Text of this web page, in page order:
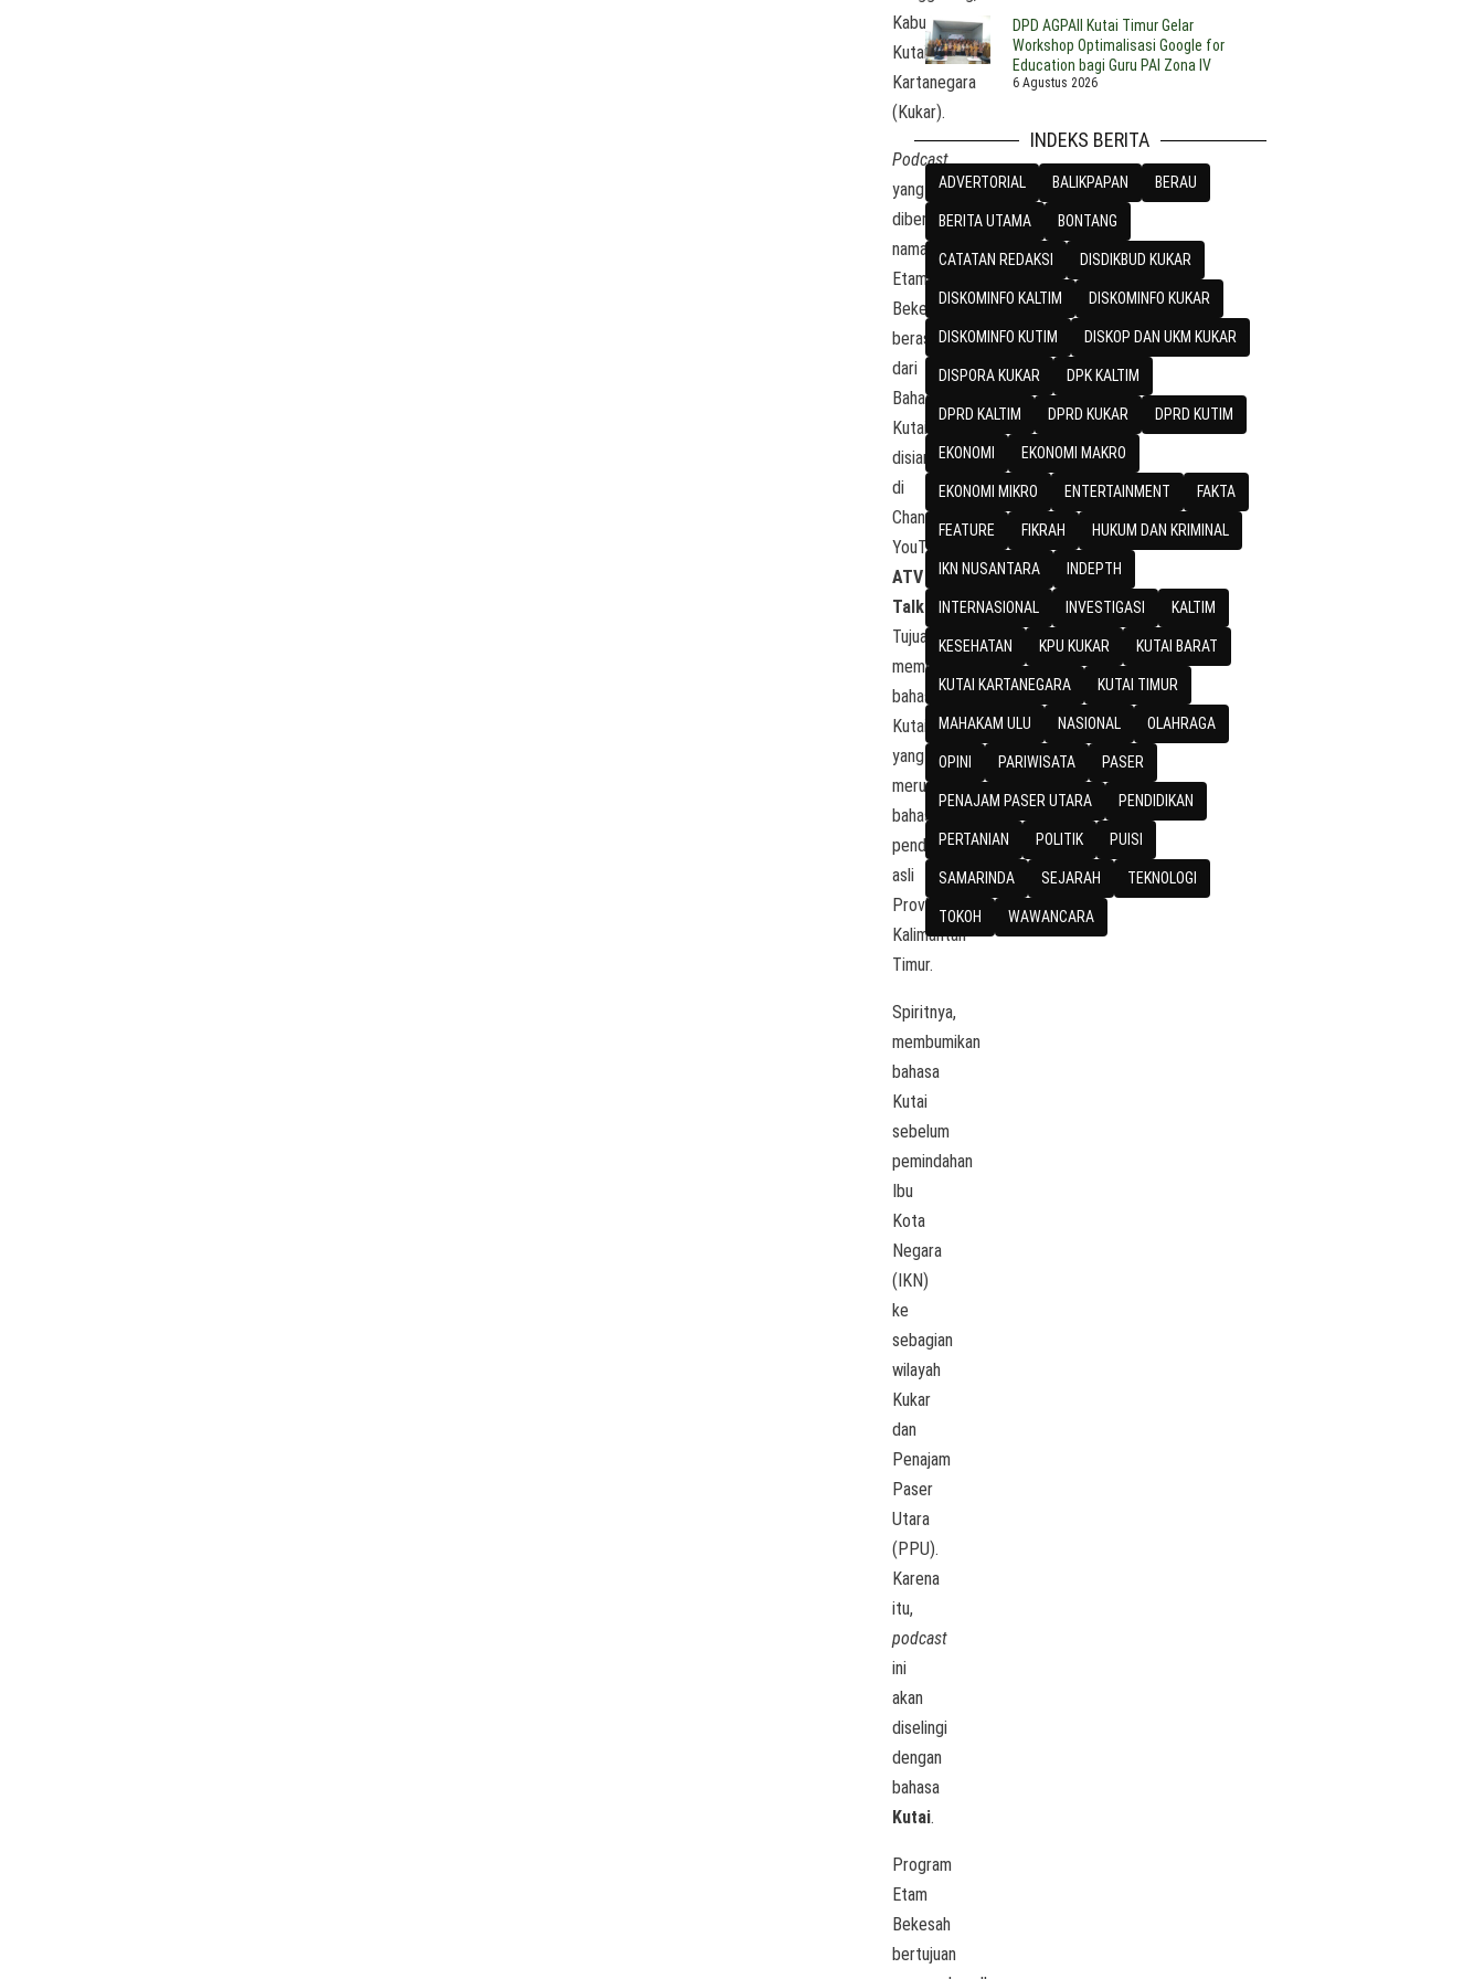
Kabupaten
Kutai
Kartanegara
(Kukar).
Podcast
yang
diberi
nama
Etam
Bekesah,
berasal
dari
Bahasa
Kutai,
disiarkan
di
Channel
YouTube
ATV
Talks
Tujuannya,
memperkenalkan
bahasa
Kutai
yang
merupakan
bahasa
penduduk
asli
Provinsi
Kalimantan
Timur.
Spiritnya,
membumikan
bahasa
Kutai
sebelum
pemindahan
Ibu
Kota
Negara
(IKN)
ke
sebagian
wilayah
Kukar
dan
Penajam
Paser
Utara
(PPU).
Karena
itu,
podcast
ini
akan
diselingi
dengan
bahasa
Kutai.
Program
Etam
Bekesah
bertujuan
DPD AGPAII Kutai Timur Gelar
Workshop Optimalisasi Google for
Education bagi Guru PAI Zona IV
6 Agustus 2026
INDEKS BERITA
ADVERTORIAL BALIKPAPAN BERAU
BERITA UTAMA BONTANG
CATATAN REDAKSI DISDIKBUD KUKAR
DISKOMINFO KALTIM DISKOMINFO KUKAR
DISKOMINFO KUTIM DISKOP DAN UKM KUKAR
DISPORA KUKAR DPK KALTIM
DPRD KALTIM DPRD KUKAR DPRD KUTIM
EKONOMI EKONOMI MAKRO
EKONOMI MIKRO ENTERTAINMENT FAKTA
FEATURE FIKRAH HUKUM DAN KRIMINAL
IKN NUSANTARA INDEPTH
INTERNASIONAL INVESTIGASI KALTIM
KESEHATAN KPU KUKAR KUTAI BARAT
KUTAI KARTANEGARA KUTAI TIMUR
MAHAKAM ULU NASIONAL OLAHRAGA
OPINI PARIWISATA PASER
PENAJAM PASER UTARA PENDIDIKAN
PERTANIAN POLITIK PUISI
SAMARINDA SEJARAH TEKNOLOGI
TOKOH WAWANCARA